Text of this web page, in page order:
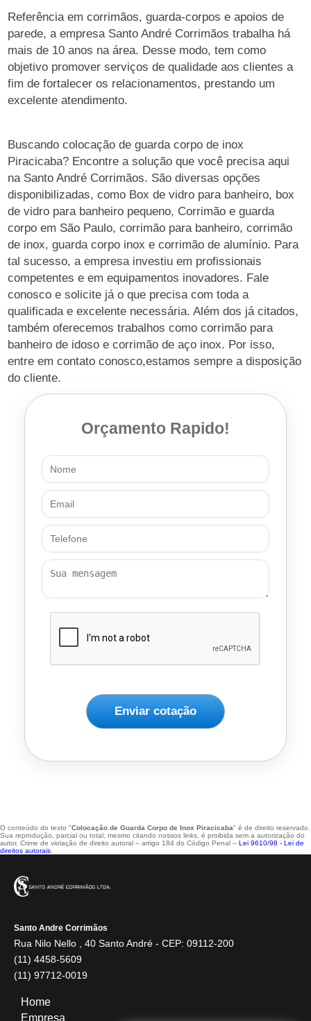
Referência em corrimãos, guarda-corpos e apoios de
parede, a empresa Santo André Corrimãos trabalha há
mais de 10 anos na área. Desse modo, tem como
objetivo promover serviços de qualidade aos clientes a
fim de fortalecer os relacionamentos, prestando um
excelente atendimento.
Buscando colocação de guarda corpo de inox
Piracicaba? Encontre a solução que você precisa aqui
na Santo André Corrimãos. São diversas opções
disponibilizadas, como Box de vidro para banheiro, box
de vidro para banheiro pequeno, Corrimão e guarda
corpo em São Paulo, corrimão para banheiro, corrimão
de inox, guarda corpo inox e corrimão de alumínio. Para
tal sucesso, a empresa investiu em profissionais
competentes e em equipamentos inovadores. Fale
conosco e solicite já o que precisa com toda a
qualificada e excelente necessária. Além dos já citados,
também oferecemos trabalhos como corrimão para
banheiro de idoso e corrimão de aço inox. Por isso,
entre em contato conosco,estamos sempre a disposição
do cliente.
Orçamento Rapido!
Enviar cotação
O conteúdo do texto "Colocação de Guarda Corpo de Inox Piracicaba" é de direito reservado.
Sua reprodução, parcial ou total, mesmo citando nossos links, é proibida sem a autorização do
autor. Crime de violação de direito autoral – artigo 184 do Código Penal – Lei 9610/98 - Lei de
direitos autorais
Santo Andre Corrimãos
Rua Nilo Nello , 40 Santo André - CEP: 09112-200
(11) 4458-5609
(11) 97712-0019
Home
Empresa